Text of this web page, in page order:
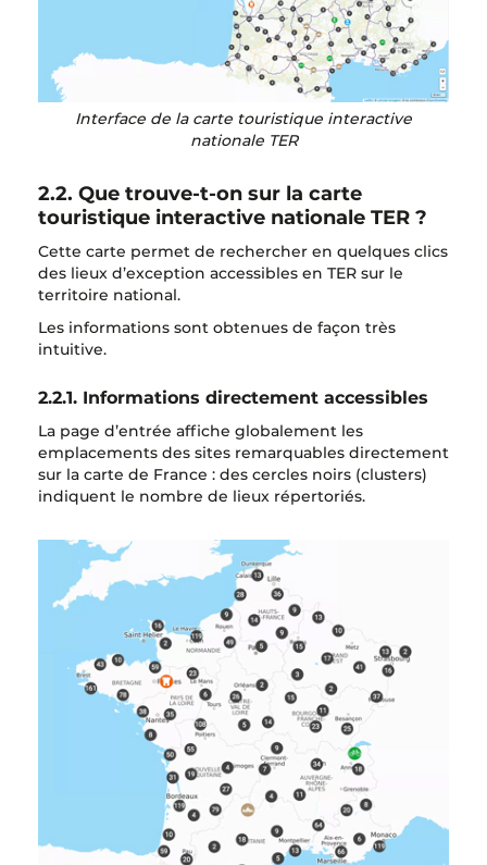
Interface de la carte touristique interactive
nationale TER
2.2. Que trouve-t-on sur la carte
touristique interactive nationale TER ?
Cette carte permet de rechercher en quelques clics
des lieux d’exception accessibles en TER sur le
territoire national.
Les informations sont obtenues de façon très
intuitive.
2.2.1. Informations directement accessibles
La page d’entrée affiche globalement les
emplacements des sites remarquables directement
sur la carte de France : des cercles noirs (clusters)
indiquent le nombre de lieux répertoriés.